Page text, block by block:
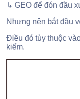
↳ GEO để đón đầu
Nhưng nên bắt đầu
Điều đó tùy thuộc
kiếm.